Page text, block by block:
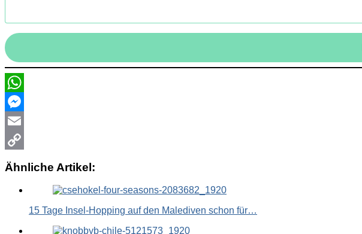
WhatsApp
Messenger
Email
Ähnliche Artikel:
15 Tage Insel-Hopping auf den Malediven schon für…